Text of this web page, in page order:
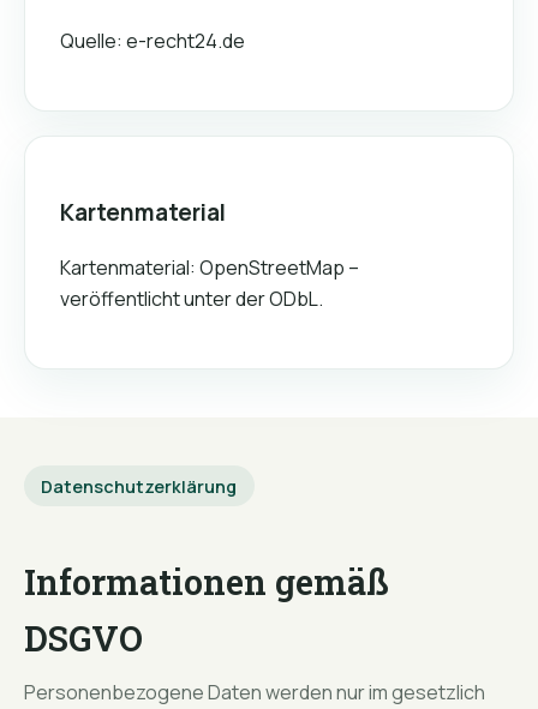
Quelle: e-recht24.de
Kartenmaterial
Kartenmaterial: OpenStreetMap –
veröffentlicht unter derODbL.
Datenschutzerklärung
Informationen gemäß
DSGVO
Personenbezogene Daten werden nur im gesetzlich